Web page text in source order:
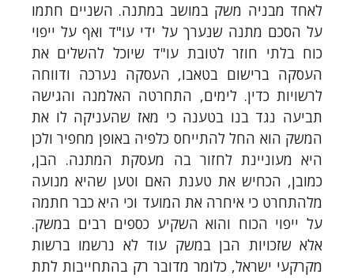
לאחד מבניה משק במושב במתנה. השניים חתמו
על הסכם מתנה שנערך על ידי עו"ד ואף על ייפוי
כוח בלתי חוזר לטובת עו"ד שיוכל להשלים את
העסקה ברישום בטאבו, העסקה נערכה ודווחה
לרשויות כדין. לימים, התחרטה האלמנה והגישה
תביעה נגד בנו בטענה כי מאז שהעניקה לו את
המשק הוא החל להתייחס כלפיה באופן מחפיר ולכן
היא מעוניינת לחזור בה מעסקת המתנה. הבן,
כמובן, הכחיש את טענת האם וטען שהיא מנועה
מלהתחרט כי איחרה את המועד וכי היא כבר חתמה
על ייפוי הכוח והוא השקיע כספים רבים במשק.
אלא שזכויות הבן במשק עוד לא נרשמו ברשות
מקרקעי ישראל, כלומר מדובר רק בהתחייבות לתת